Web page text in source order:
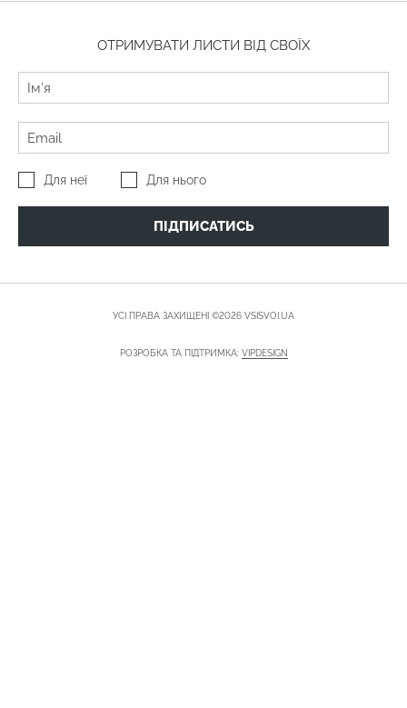
ОТРИМУВАТИ ЛИСТИ ВІД СВОЇХ
Для неї Для нього
ПІДПИСАТИСЬ
УСІ ПРАВА ЗАХИЩЕНІ ©2026 VSISVOI.UA
РОЗРОБКА ТА ПІДТРИМКА: VIPDESIGN